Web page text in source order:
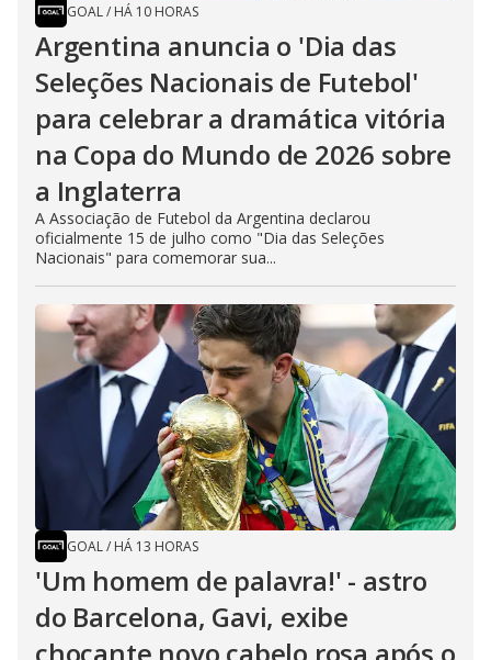
GOAL/ HÁ 10 HORAS
Argentina anuncia o 'Dia das
Seleções Nacionais de Futebol'
para celebrar a dramática vitória
na Copa do Mundo de 2026 sobre
a Inglaterra
A Associação de Futebol da Argentina declarou
oficialmente 15 de julho como "Dia das Seleções
Nacionais" para comemorar sua...
GOAL/ HÁ 13 HORAS
'Um homem de palavra!' - astro
do Barcelona, Gavi, exibe
chocante novo cabelo rosa após o